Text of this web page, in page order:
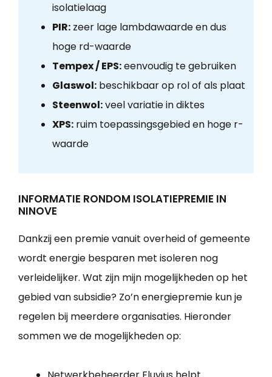
isolatielaag
PIR:zeer lage lambdawaarde en dus
hoge rd-waarde
Tempex / EPS:eenvoudig te gebruiken
Glaswol:beschikbaar op rol of als plaat
Steenwol:veel variatie in diktes
XPS:ruim toepassingsgebied en hoge r-
waarde
INFORMATIE RONDOM ISOLATIEPREMIE IN
NINOVE
Dankzij een premie vanuit overheid of gemeente
wordt energie besparen met isoleren nog
verleidelijker. Wat zijn mijn mogelijkheden op het
gebied van subsidie? Zo’n energiepremie kun je
regelen bij meerdere organisaties. Hieronder
sommen we de mogelijkheden op: